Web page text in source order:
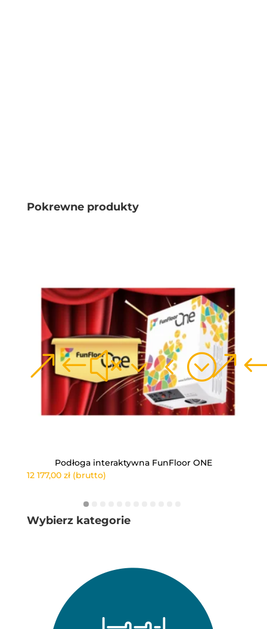
Pokrewne produkty
Podłoga interaktywna FunFloor ONE
12 177,00 zł (brutto)
Wybierz kategorie